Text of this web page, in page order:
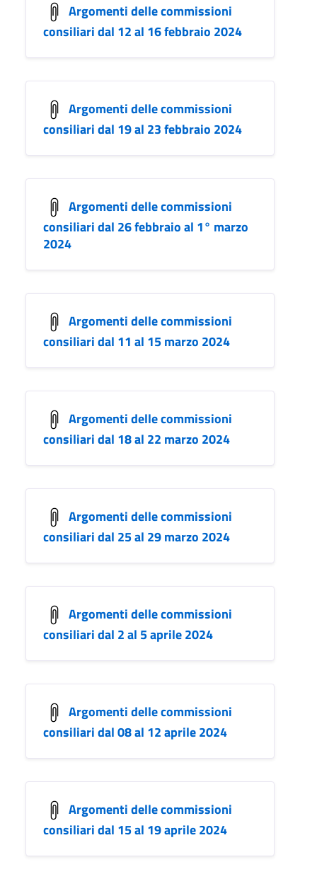
Argomenti delle commissioni
consiliari dal 12 al 16 febbraio 2024
Argomenti delle commissioni
consiliari dal 19 al 23 febbraio 2024
Argomenti delle commissioni
consiliari dal 26 febbraio al 1° marzo
2024
Argomenti delle commissioni
consiliari dal 11 al 15 marzo 2024
Argomenti delle commissioni
consiliari dal 18 al 22 marzo 2024
Argomenti delle commissioni
consiliari dal 25 al 29 marzo 2024
Argomenti delle commissioni
consiliari dal 2 al 5 aprile 2024
Argomenti delle commissioni
consiliari dal 08 al 12 aprile 2024
Argomenti delle commissioni
consiliari dal 15 al 19 aprile 2024